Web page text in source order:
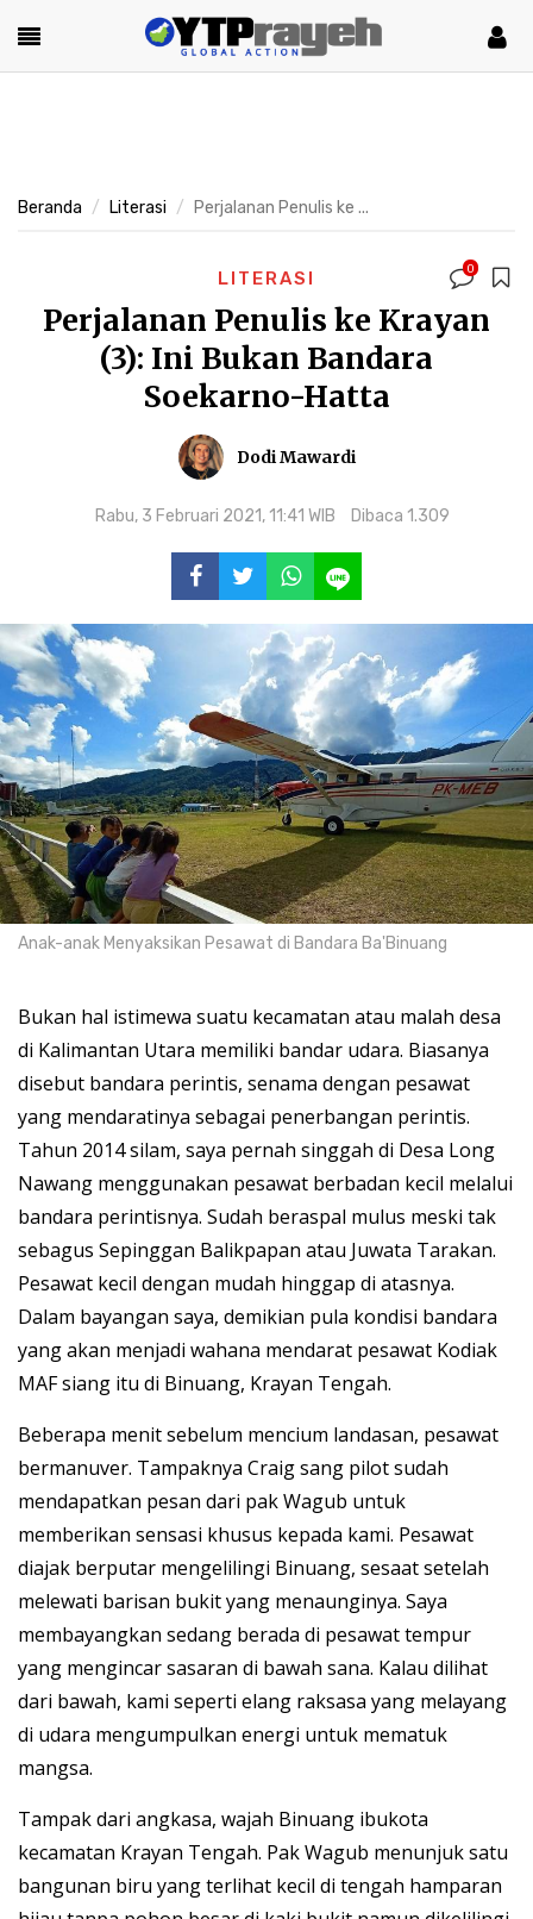
Beranda Literasi Perjalanan Penulis ke ...
LITERASI 0
Perjalanan Penulis ke Krayan
(3): Ini Bukan Bandara
Soekarno-Hatta
Dodi Mawardi
Rabu, 3 Februari 2021, 11:41 WIB Dibaca 1.309
Anak-anak Menyaksikan Pesawat di Bandara Ba'Binuang
Bukan hal istimewa suatu kecamatan atau malah desa
di Kalimantan Utara memiliki bandar udara. Biasanya
disebut bandara perintis, senama dengan pesawat
yang mendaratinya sebagai penerbangan perintis.
Tahun 2014 silam, saya pernah singgah di Desa Long
Nawang menggunakan pesawat berbadan kecil melalui
bandara perintisnya. Sudah beraspal mulus meski tak
sebagus Sepinggan Balikpapan atau Juwata Tarakan.
Pesawat kecil dengan mudah hinggap di atasnya.
Dalam bayangan saya, demikian pula kondisi bandara
yang akan menjadi wahana mendarat pesawat Kodiak
MAF siang itu di Binuang, Krayan Tengah.
Beberapa menit sebelum mencium landasan, pesawat
bermanuver. Tampaknya Craig sang pilot sudah
mendapatkan pesan dari pak Wagub untuk
memberikan sensasi khusus kepada kami. Pesawat
diajak berputar mengelilingi Binuang, sesaat setelah
melewati barisan bukit yang menaunginya. Saya
membayangkan sedang berada di pesawat tempur
yang mengincar sasaran di bawah sana. Kalau dilihat
dari bawah, kami seperti elang raksasa yang melayang
di udara mengumpulkan energi untuk mematuk
mangsa.
Tampak dari angkasa, wajah Binuang ibukota
kecamatan Krayan Tengah. Pak Wagub menunjuk satu
bangunan biru yang terlihat kecil di tengah hamparan